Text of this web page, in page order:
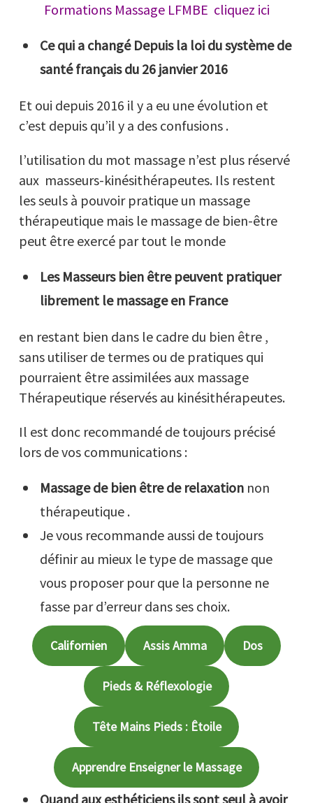
Formations Massage LFMBE cliquez ici
Ce qui a changé Depuis la loi du système de
santé français du 26 janvier 2016
Et oui depuis 2016 il y a eu une évolution et
c’est depuis qu’il y a des confusions .
l’utilisation du mot massage n’est plus réservé
aux masseurs-kinésithérapeutes. Ils restent
les seuls à pouvoir pratique un massage
thérapeutique mais le massage de bien-être
peut être exercé par tout le monde
Les Masseurs bien être peuvent pratiquer
librement le massage en France
en restant bien dans le cadre du bien être ,
sans utiliser de termes ou de pratiques qui
pourraient être assimilées aux massage
Thérapeutique réservés au kinésithérapeutes.
Il est donc recommandé de toujours précisé
lors de vos communications :
Massage de bien être de relaxation non
thérapeutique .
Je vous recommande aussi de toujours
définir au mieux le type de massage que
vous proposer pour que la personne ne
fasse par d’erreur dans ses choix.
Californien Assis Amma Dos
Pieds & Réflexologie
Tête Mains Pieds : Êtoile
Apprendre Enseigner le Massage
Quand aux esthéticiens ils sont seul à avoir